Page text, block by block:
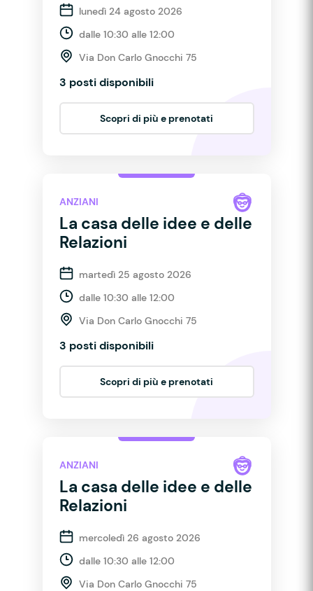
lunedì 24 agosto 2026
dalle 10:30 alle 12:00
Via Don Carlo Gnocchi 75
3 posti disponibili
Scopri di più e prenotati
ANZIANI
La casa delle idee e delle
Relazioni
martedì 25 agosto 2026
dalle 10:30 alle 12:00
Via Don Carlo Gnocchi 75
3 posti disponibili
Scopri di più e prenotati
ANZIANI
La casa delle idee e delle
Relazioni
mercoledì 26 agosto 2026
dalle 10:30 alle 12:00
Via Don Carlo Gnocchi 75